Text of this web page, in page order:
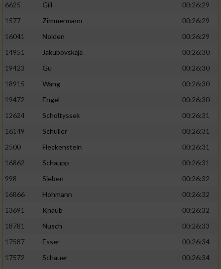
6625
Gill
00:26:29
1577
Zimmermann
00:26:29
16041
Nolden
00:26:29
14951
Jakubovskaja
00:26:30
19423
Gu
00:26:30
18915
Wang
00:26:30
19472
Engel
00:26:30
12624
Scholtyssek
00:26:31
16149
Schüller
00:26:31
2500
Fleckenstein
00:26:31
16862
Schaupp
00:26:31
998
Sieben
00:26:32
16866
Hohmann
00:26:32
13691
Knaub
00:26:32
18781
Nusch
00:26:33
17587
Esser
00:26:34
17572
Schauer 00:26:34